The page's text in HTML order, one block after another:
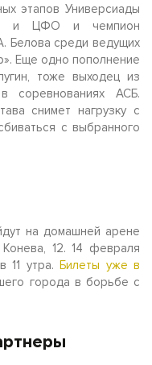
этапов Универсиады
и ЦФО и чемпион
Белова среди ведущих
Еще одно пополнение
тоже выходец из
соревнованиях АСБ.
снимет нагрузку с
с выбранного
на домашней арене
12. 14 февраля
утра. Билеты уже в
города в борьбе с